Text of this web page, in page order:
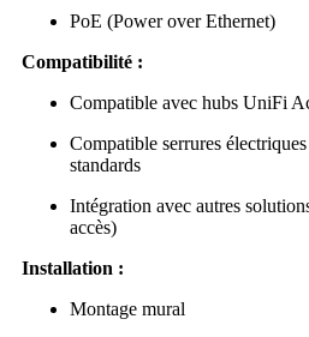
PoE (Power over Ethernet)
Compatibilité :
Compatible avec hubs UniFi
Compatible serrures
standards
Intégration avec autres
accès)
Installation :
Montage mural